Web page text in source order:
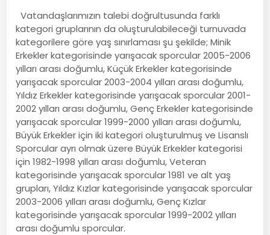
Vatandaşlarımızın talebi doğrultusunda farklı
kategori gruplarının da oluşturulabileceği turnuvada
kategorilere göre yaş sınırlaması şu şekilde; Minik
Erkekler kategorisinde yarışacak sporcular 2005-2006
yılları arası doğumlu, Küçük Erkekler kategorisinde
yarışacak sporcular 2003-2004 yılları arası doğumlu,
Yıldız Erkekler kategorisinde yarışacak sporcular 2001-
2002 yılları arası doğumlu, Genç Erkekler kategorisinde
yarışacak sporcular 1999-2000 yılları arası doğumlu,
Büyük Erkekler için iki kategori oluşturulmuş ve Lisanslı
Sporcular ayrı olmak üzere Büyük Erkekler kategorisi
için 1982-1998 yılları arası doğumlu, Veteran
kategorisinde yarışacak sporcular 1981 ve alt yaş
grupları, Yıldız Kızlar kategorisinde yarışacak sporcular
2003-2006 yılları arası doğumlu, Genç Kızlar
kategorisinde yarışacak sporcular 1999-2002 yılları
arası doğumlu sporcular.